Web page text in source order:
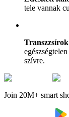
tele vannak
szívre.
Join 20M+ smart